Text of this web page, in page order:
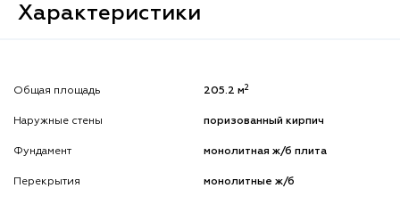
Характеристики
Общая площадь 205.2 м2
Наружные стены поризованный кирпич
Фундамент монолитная ж/б плита
Перекрытия монолитные ж/б